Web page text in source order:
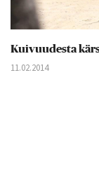
Kuivuudesta
11.02.2014